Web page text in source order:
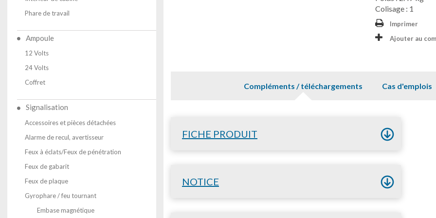
Phare de travail
Ampoule
12 Volts
24 Volts
Coffret
Signalisation
Accessoires et pièces détachées
Alarme de recul, avertisseur
Feux à éclats/Feux de pénétration
Feux de gabarit
Feux de plaque
Gyrophare / feu tournant
Embase magnétique
Colisage : 1
Imprimer
Ajouter au
Compléments / téléchargements Cas d'emplois
FICHE PRODUIT
NOTICE